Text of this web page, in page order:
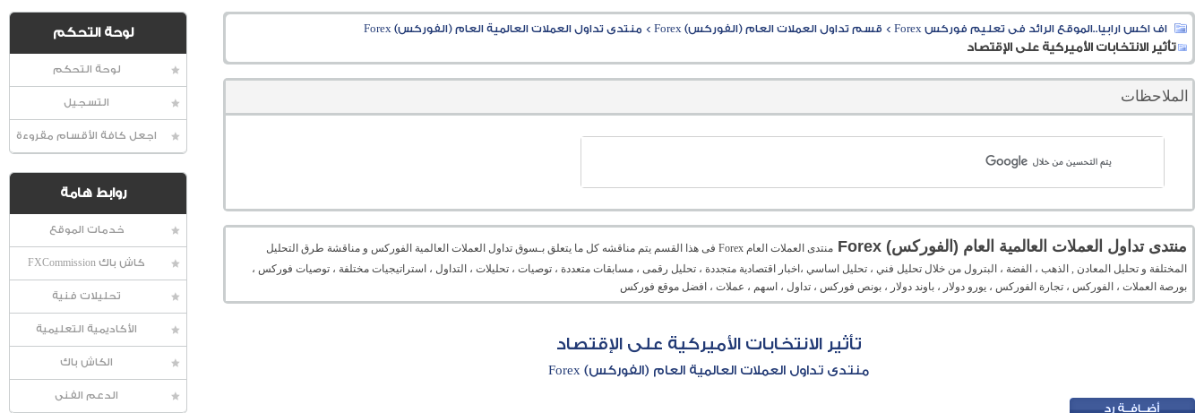
لوحة التحكم
لوحة التحكم
التسجيل
اجعل كافة الأقسام مقروءة
روابط هامة
خدمات الموقع
كاش باك FXCommission
تحليلات فنية
الأكاديمية التعليمية
الكاش باك
الدعم الفنى
اف اكس ارابيا..الموقع الرائد فى تعليم فوركس Forex > قسم تداول العملات العام (الفوركس) Forex > منتدى تداول العملات العالمية العام (الفوركس) Forex
تأثير الانتخابات الأميركية على الإقتصاد
الملاحظات
منتدى تداول العملات العالمية العام (الفوركس) Forex
منتدى العملات العام Forex فى هذا القسم يتم مناقشه كل ما يتعلق بـسوق تداول العملات العالمية الفوركس و مناقشة طرق التحليل
المختلفة و تحليل المعادن , الذهب ، الفضة ، البترول من خلال تحليل فني ، تحليل اساسي ،اخبار اقتصادية متجددة ، تحليل رقمى ، مسابقات متعددة ، توصيات ، تحليلات ، التداول ، استراتيجيات مختلفة ، توصيات فوركس ،
بورصة العملات ، الفوركس ، تجارة الفوركس ، يورو دولار ، باوند دولار ، بونص فوركس ، تداول ، اسهم ، عملات ، افضل موقع فوركس
تأثير الانتخابات الأميركية على الإقتصاد
منتدى تداول العملات العالمية العام (الفوركس) Forex